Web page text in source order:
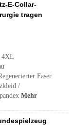
E-Collar-
tragen
4XL
Faser
/
Mehr